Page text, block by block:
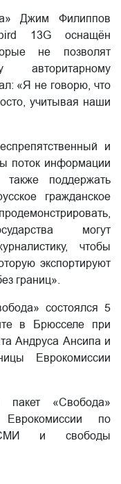
Джим Филиппов
13G оснащён
не позволят
авторитарному
«Я не говорю, что
учитывая наши
и
поток информации
поддержать
гражданское
могут
чтобы
экспортируют
границ».
состоялся 5
в Брюсселе при
Андруса Ансипа и
Еврокомиссии
«Свобода»
Еврокомиссии по
СМИ и свободы